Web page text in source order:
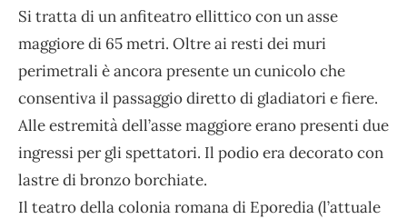
Si tratta di un anfiteatro ellittico con un asse
maggiore di 65 metri. Oltre ai resti dei muri
perimetrali è ancora presente un cunicolo che
consentiva il passaggio diretto di gladiatori e fiere.
Alle estremità dell’asse maggiore erano presenti due
ingressi per gli spettatori. Il podio era decorato con
lastre di bronzo borchiate.
Il teatro della colonia romana di Eporedia (l’attuale